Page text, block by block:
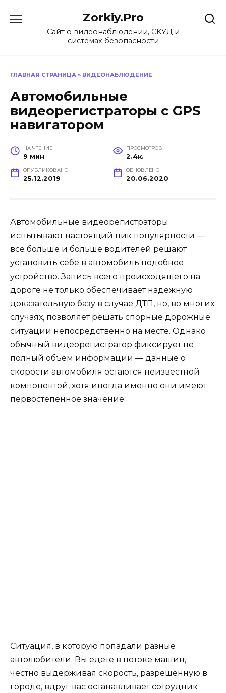
содержанию
Zorkiy.Pro
Сайт о видеонаблюдении, СКУД и
системах безопасности
ГЛАВНАЯ СТРАНИЦА » ВИДЕОНАБЛЮДЕНИЕ
Автомобильные
видеорегистраторы с GPS
навигатором
НА ЧТЕНИЕ
9 мин
ПРОСМОТРОВ
2.4к.
ОПУБЛИКОВАНО
25.12.2019
ОБНОВЛЕНО
20.06.2020
Автомобильные видеорегистраторы
испытывают настоящий пик популярности —
все больше и больше водителей решают
установить себе в автомобиль подобное
устройство. Запись всего происходящего на
дороге не только обеспечивает надежную
доказательную базу в случае ДТП, но, во многих
случаях, позволяет решать спорные дорожные
ситуации непосредственно на месте. Однако
обычный видеорегистратор фиксирует не
полный объем информации — данные о
скорости автомобиля остаются неизвестной
компонентой, хотя иногда именно они имеют
первостепенное значение.
Ситуация, в которую попадали разные
автолюбители. Вы едете в потоке машин,
честно выдерживая скорость, разрешенную в
городе, вдруг вас останавливает сотрудник